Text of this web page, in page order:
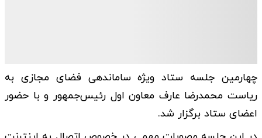
چهارمین جلسه ستاد ویژه ساماندهی فضای مجازی به
ریاست محمدرضا عارف معاون اول رئیس‌جمهور و با حضور
اعضای ستاد برگزار شد.